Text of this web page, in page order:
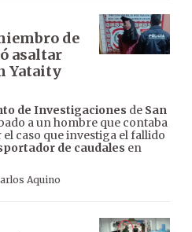
de
asaltar
Yataity
de Investigaciones de San
a un hombre que contaba
caso que investiga el fallido
de caudales en
Aquino